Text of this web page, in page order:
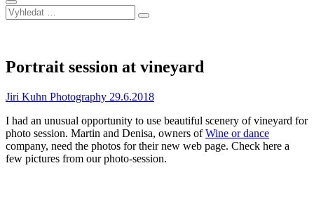
Vyhledat
…
Portrait session at vineyard
Jiri Kuhn Photography 29.6.2018
I had an unusual opportunity to use beautiful scenery of vineyard for
photo session. Martin and Denisa, owners ofWine or dance
company, need the photos for their new web page. Check here a
few pictures from our photo-session.